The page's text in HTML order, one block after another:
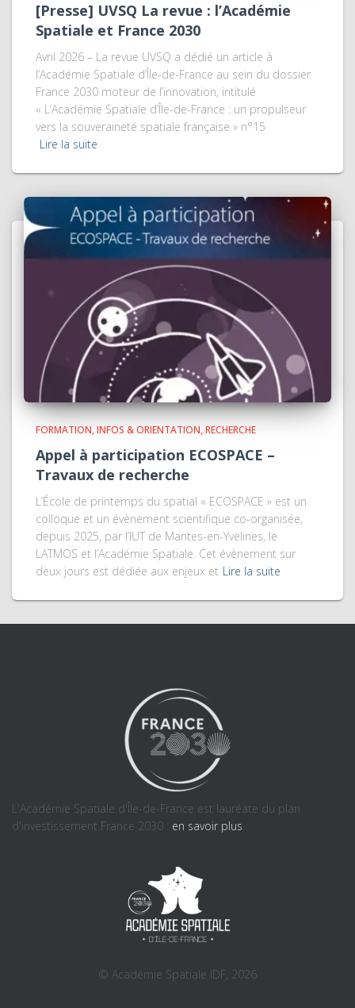
[Presse] UVSQ La revue : l’Académie
Spatiale et France 2030
Avril 2026 – La revue UVSQ a dédié un article à
l’Académie Spatiale d’Île-de-France au sein du dossier
France 2030 moteur de l’innovation, intitulé
« L’Académie Spatiale d’Île-de-France : un propulseur
vers la souveraineté spatiale française » n°15
Lire la suite
FORMATION INFOS & ORIENTATION RECHERCHE
Appel à participation ECOSPACE –
Travaux de recherche
L’École de printemps du spatial « ECOSPACE » est un
colloque et un évènement scientifique co-organisée,
depuis 2025, par l’IUT de Mantes-en-Yvelines, le
LATMOS et l’Académie Spatiale. Cet évènement sur
deux jours est dédiée aux enjeux et Lire la suite
L'Académie Spatiale d'Île-de-France est lauréate du plan
d'investissement France 2030 : en savoir plus
© Académie Spatiale IDF, 2026